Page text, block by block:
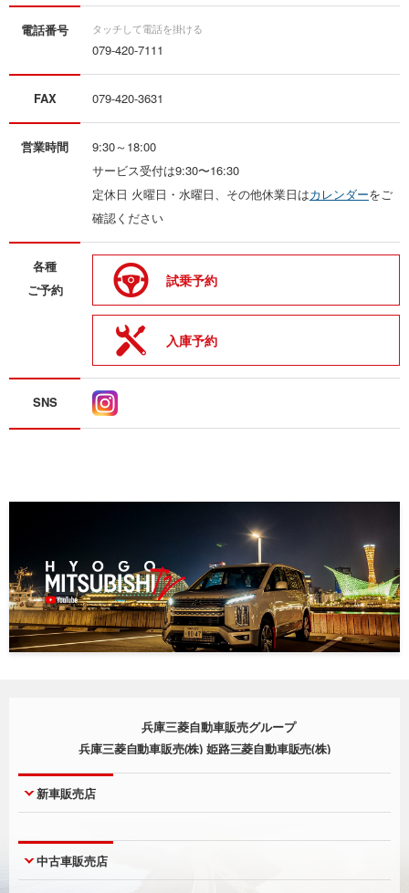
電話番号
079-420-7111
FAX 079-420-3631
営業時間
9:30～18:00
サービス受付は9:30〜16:30
定休日 火曜日・水曜日、その他休業日はカレンダーをご
確認ください
各種
ご予約
試乗予約
入庫予約
SNS
兵庫三菱自動車販売グループ
兵庫三菱自動車販売(株) 姫路三菱自動車販売(株)
新車販売店
神戸本店
西宮店
神戸北町店
中古車販売店